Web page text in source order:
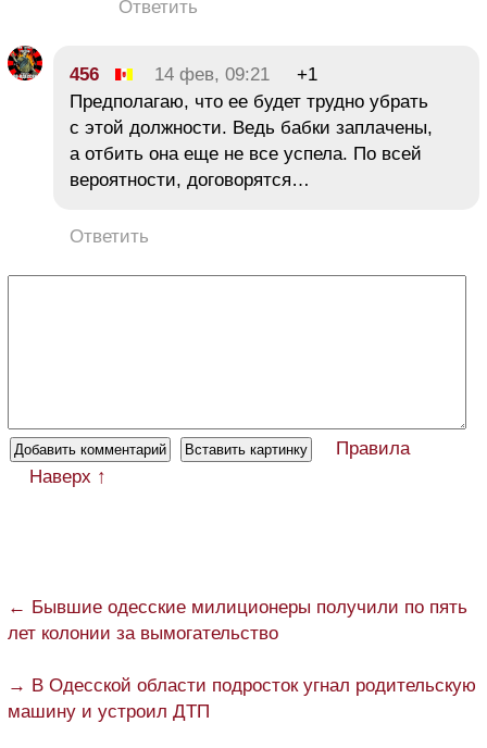
Ответить
456 14 фев, 09:21
+1
Предполагаю, что ее будет трудно убрать
с этой должности. Ведь бабки заплачены,
а отбить она еще не все успела. По всей
вероятности, договорятся…
Ответить
Правила
Наверх ↑
← Бывшие одесские милиционеры получили по пять
лет колонии за вымогательство
→ В Одесской области подросток угнал родительскую
машину и устроил ДТП